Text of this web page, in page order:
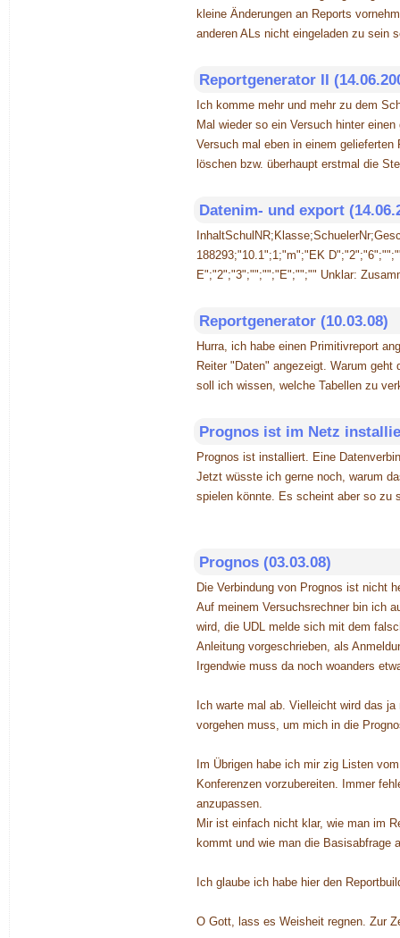
kleine Änderungen an Reports
anderen ALs nicht eingeladen zu sein
Reportgenerator II
Ich komme mehr und mehr zu dem
Mal wieder so ein Versuch hinter
Versuch mal eben in einem
löschen bzw. überhaupt erstmal die
Datenim- und export
188293;"10.1";1;"m";"EK
E";"2";"3";"";"";"E";"";"" Unklar:
Reportgenerator (10.03.08)
Hurra, ich habe einen Primitivreport
Reiter "Daten" angezeigt. Warum
soll ich wissen, welche Tabellen zu
Prognos ist im Netz
Prognos ist installiert. Eine
Jetzt wüsste ich gerne noch, warum
spielen könnte. Es scheint aber so zu
Prognos (03.03.08)
Die Verbindung von Prognos ist nicht
Auf meinem Versuchsrechner bin ich
wird, die UDL melde sich mit dem
Anleitung vorgeschrieben, als
Irgendwie muss da noch woanders
Ich warte mal ab. Vielleicht wird das
vorgehen muss, um mich in die
Im Übrigen habe ich mir zig Listen
Konferenzen vorzubereiten. Immer
anzupassen.
Mir ist einfach nicht klar, wie man im
kommt und wie man die Basisabfrage
Ich glaube ich habe hier den
O Gott, lass es Weisheit regnen. Zur